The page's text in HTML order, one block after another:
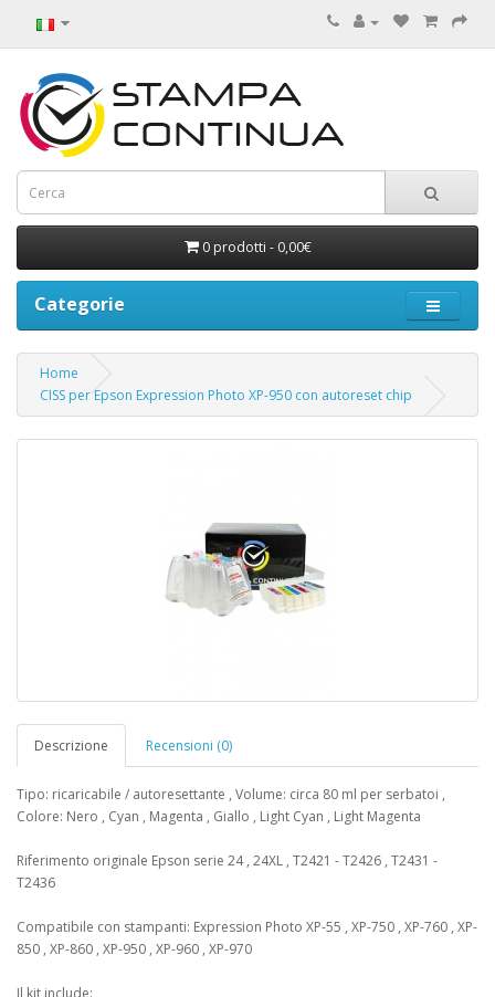
0 prodotti - 0,00€
Categorie
Home
CISS per Epson Expression Photo XP-950 con autoreset chip
Descrizione Recensioni (0)
Tipo: ricaricabile / autoresettante , Volume: circa 80 ml per serbatoi ,
Colore: Nero , Cyan , Magenta , Giallo , Light Cyan , Light Magenta
Riferimento originale Epson serie 24 , 24XL , T2421 - T2426 , T2431 -
T2436
Compatibile con stampanti: Expression Photo XP-55 , XP-750 , XP-760 , XP-
850 , XP-860 , XP-950 , XP-960 , XP-970
Il kit include: